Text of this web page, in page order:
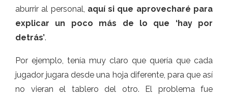
aburrir al personal, aquí si que aprovecharé para
explicar un poco más de lo que ‘hay por
detrás’.
Por ejemplo, tenía muy claro que quería que cada
jugador jugara desde una hoja diferente, para que así
no vieran el tablero del otro. El problema fue